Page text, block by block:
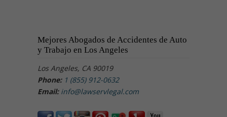
Mejores Abogados de Accidentes de Auto
y Trabajo en Los Angeles
Los Angeles, CA 90019
Phone: 1 (855) 912-0632
Email: info@lawservlegal.com